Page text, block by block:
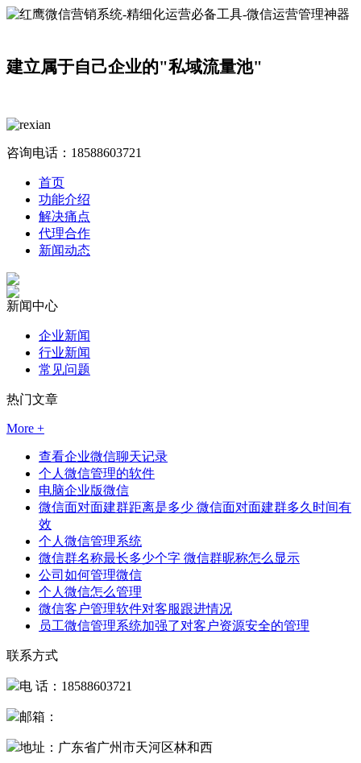
建立属于自己企业的"私域流量池"
咨询电话： 18588603721
首页
功能介绍
解决痛点
代理合作
新闻动态
新闻中心
企业新闻
行业新闻
常见问题
热门文章
More +
查看企业微信聊天记录
个人微信管理的软件
电脑企业版微信
微信面对面建群距离是多少 微信面对面建群多久时间有
效
个人微信管理系统
微信群名称最长多少个字 微信群昵称怎么显示
公司如何管理微信
个人微信怎么管理
微信客户管理软件对客服跟进情况
员工微信管理系统加强了对客户资源安全的管理
联系方式
电 话：18588603721
邮箱：
地址：广东省广州市天河区林和西